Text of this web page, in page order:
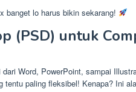
banget lo harus bikin sekarang!
(PSD) untuk
Word, PowerPoint, sampai
tentu paling fleksibel! Kenapa? Ini